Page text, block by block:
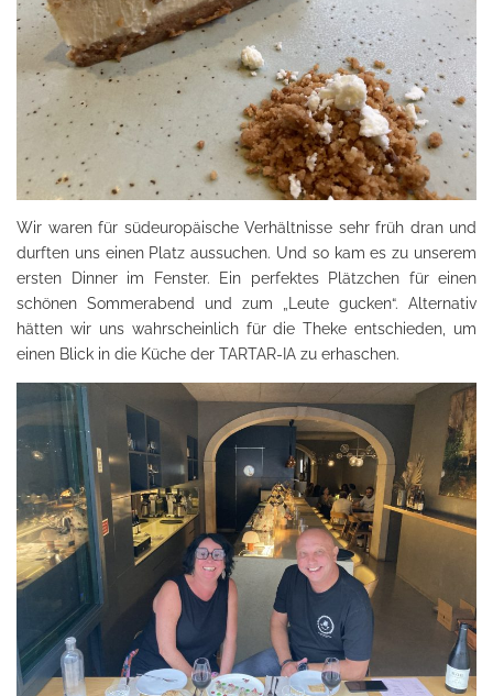
Wir waren für südeuropäische Verhältnisse sehr früh dran und
durften uns einen Platz aussuchen. Und so kam es zu unserem
ersten Dinner im Fenster. Ein perfektes Plätzchen für einen
schönen Sommerabend und zum „Leute gucken“. Alternativ
hätten wir uns wahrscheinlich für die Theke entschieden, um
einen Blick in die Küche der TARTAR-IA zu erhaschen.